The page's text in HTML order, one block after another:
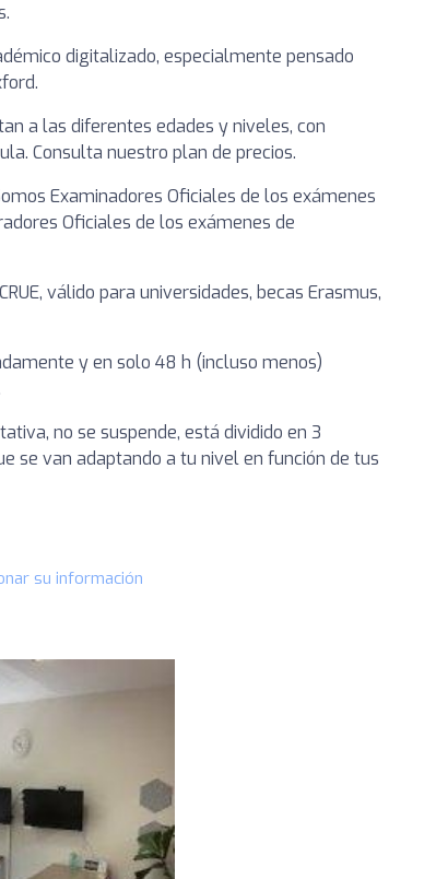
digitalizado, especialmente pensado
a las diferentes edades y niveles, con
Consulta nuestro plan de precios.
Examinadores Oficiales de los exámenes
Oficiales de los exámenes de
válido para universidades, becas Erasmus,
y en solo 48 h (incluso menos)
no se suspende, está dividido en 3
se van adaptando a tu nivel en función de tus
su información